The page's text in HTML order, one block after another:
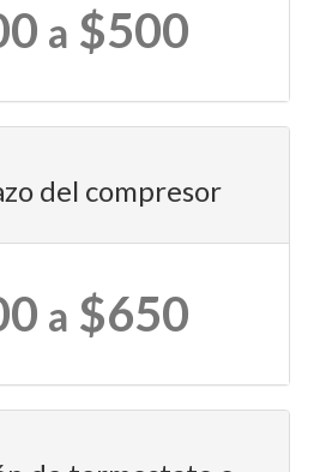
a $500
del compresor
a $650